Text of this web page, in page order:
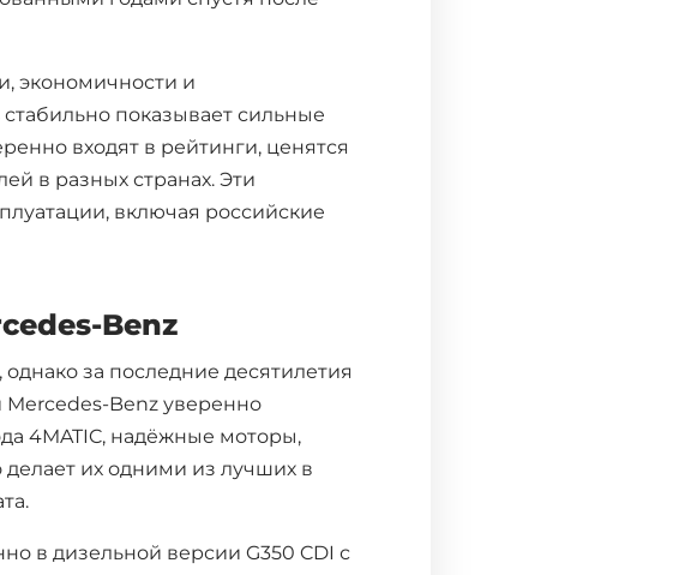
экономичности и
показывает сильные
входят в рейтинги, ценятся
в разных странах. Эти
включая российские
Benz
за последние десятилетия
Benz уверенно
4MATIC, надёжные моторы,
их одними из лучших в
в дизельной версии G350 CDI с